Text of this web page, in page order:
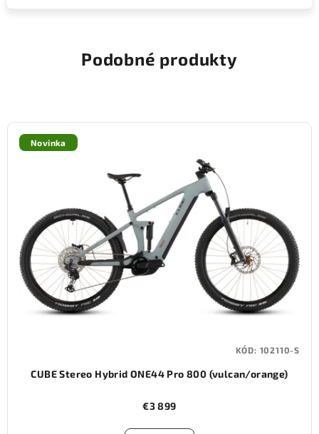
Podobné produkty
Novinka
CUBE Stereo Hybrid ONE44 Pro 800 (vulcan/orange)
€3 899
KÓD: 102110-S